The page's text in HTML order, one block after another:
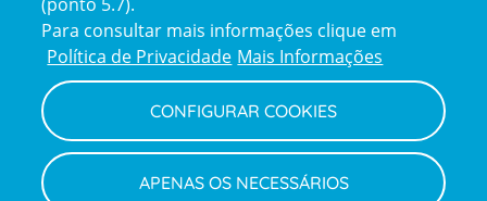
Reclamações
e
elogios
Política de Privacidade e Cookies
Termos e Condições
Declaração de Acessibilidade
Para consultar mais informações clique em
Política de Privacidade Mais Informações
CONFIGURAR COOKIES
APENAS OS NECESSÁRIOS